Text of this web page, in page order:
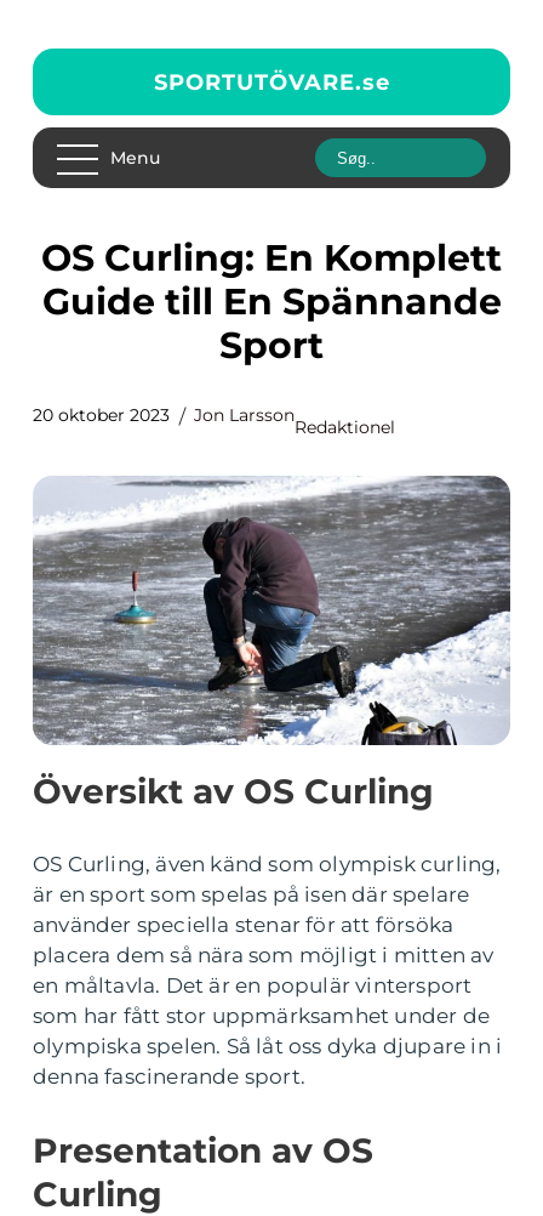
SPORTUTÖVARE.se
Menu
OS Curling: En Komplett
Guide till En Spännande
Sport
20 oktober 2023 Jon Larsson
Redaktionel
Översikt av OS Curling
OS Curling, även känd som olympisk curling,
är en sport som spelas på isen där spelare
använder speciella stenar för att försöka
placera dem så nära som möjligt i mitten av
en måltavla. Det är en populär vintersport
som har fått stor uppmärksamhet under de
olympiska spelen. Så låt oss dyka djupare in i
denna fascinerande sport.
Presentation av OS
Curling